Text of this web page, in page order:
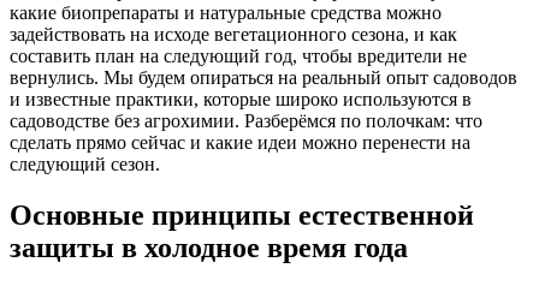
какие биопрепараты и натуральные средства можно
задействовать на исходе вегетационного сезона, и как
составить план на следующий год, чтобы вредители не
вернулись. Мы будем опираться на реальный опыт садоводов
и известные практики, которые широко используются в
садоводстве без агрохимии. Разберёмся по полочкам: что
сделать прямо сейчас и какие идеи можно перенести на
следующий сезон.
Основные принципы естественной
защиты в холодное время года